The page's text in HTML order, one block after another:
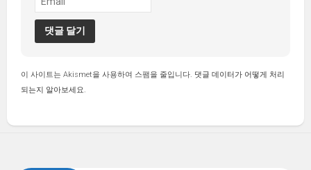
이 사이트는 Akismet을 사용하여 스팸을 줄입니다. 댓글 데이터가 어떻게 처리
되는지 알아보세요.